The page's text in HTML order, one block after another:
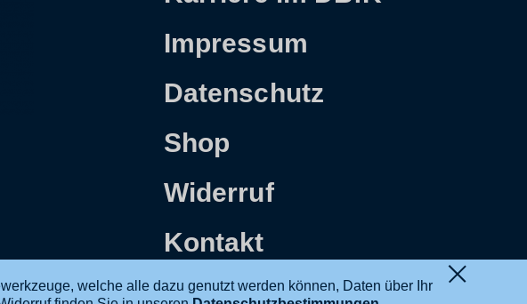
Impressum
Datenschutz
Shop
Widerruf
Kontakt
welche alle dazu genutzt werden können, Daten über Ihr